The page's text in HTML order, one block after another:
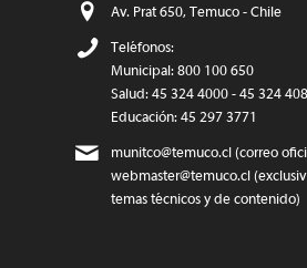
Av. Prat 650, Temuco - Chile
Teléfonos:
Municipal: 800 100 650
Salud: 45 324 4000 - 45 324
Educación: 45 297 3771
munitco@temuco.cl (correo
webmaster@temuco.cl
temas técnicos y de contenido)